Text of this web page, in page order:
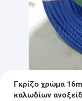
Γκρίζο χρώμα
καλωδίων